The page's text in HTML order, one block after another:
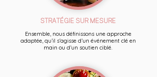
STRATÉGIE SUR MESURE
Ensemble, nous définissons une approche
adaptée, qu’il s’agisse d’un événement clé en
main ou d’un soutien ciblé.